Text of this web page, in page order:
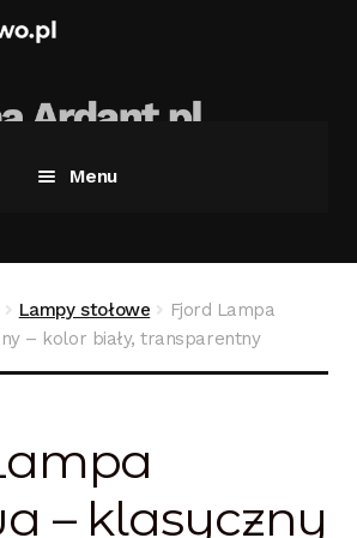
Menu
Lampy stołowe
Fjord Lampa
– kolor biały, transparentny
– klasyczny